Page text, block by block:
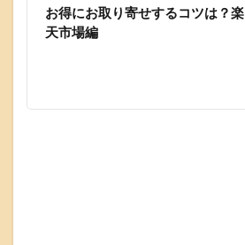
お得にお取り寄せするコツは？楽
天市場編